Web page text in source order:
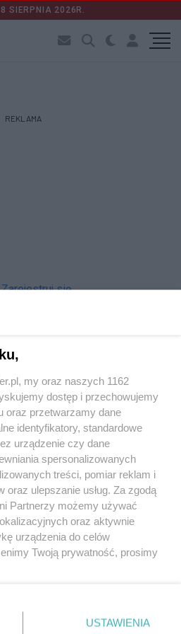
SIERPNIA 2026R.
REKLAMA
Zarejestruj się
Szczeciński sp. z o.o.
my oraz naszych 1162
dostęp i przechowujemy
oraz przetwarzamy dane
identyfikatory, standardowe
urządzenie czy dane
spersonalizowanych
treści, pomiar reklam i
oraz ulepszanie usług. Za zgodą
Partnerzy możemy używać
oraz aktywnie
urządzenia do celów
Twoją prywatność, prosimy
w lewym dolnym rogu strony
danych nie wymagają
USTAWIENIA